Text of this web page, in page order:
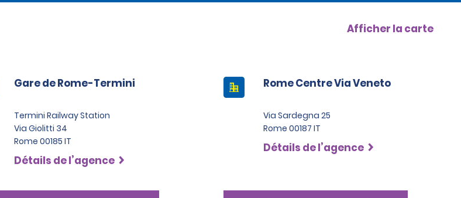
Afficher la carte
Gare de Rome-Termini
Termini Railway Station
Via Giolitti 34
Rome 00185 IT
Détails de l’agence
Rome Centre Via Veneto
Via Sardegna 25
Rome 00187 IT
Détails de l’agence